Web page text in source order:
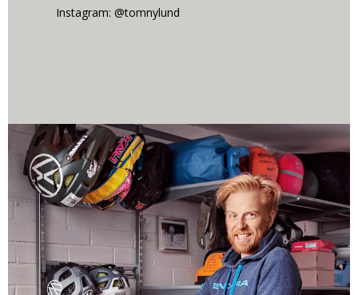
Instagram: @tomnylund